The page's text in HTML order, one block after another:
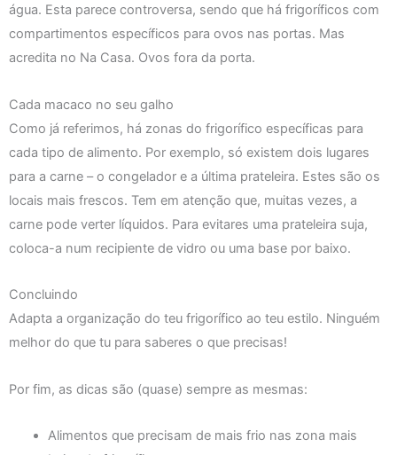
água. Esta parece controversa, sendo que há frigoríficos com
compartimentos específicos para ovos nas portas. Mas
acredita no Na Casa. Ovos fora da porta.
Cada macaco no seu galho
Como já referimos, há zonas do frigorífico específicas para
cada tipo de alimento. Por exemplo, só existem dois lugares
para a carne – o congelador e a última prateleira. Estes são os
locais mais frescos. Tem em atenção que, muitas vezes, a
carne pode verter líquidos. Para evitares uma prateleira suja,
coloca-a num recipiente de vidro ou uma base por baixo.
Concluindo
Adapta a organização do teu frigorífico ao teu estilo. Ninguém
melhor do que tu para saberes o que precisas!
Por fim, as dicas são (quase) sempre as mesmas:
Alimentos que precisam de mais frio nas zona mais